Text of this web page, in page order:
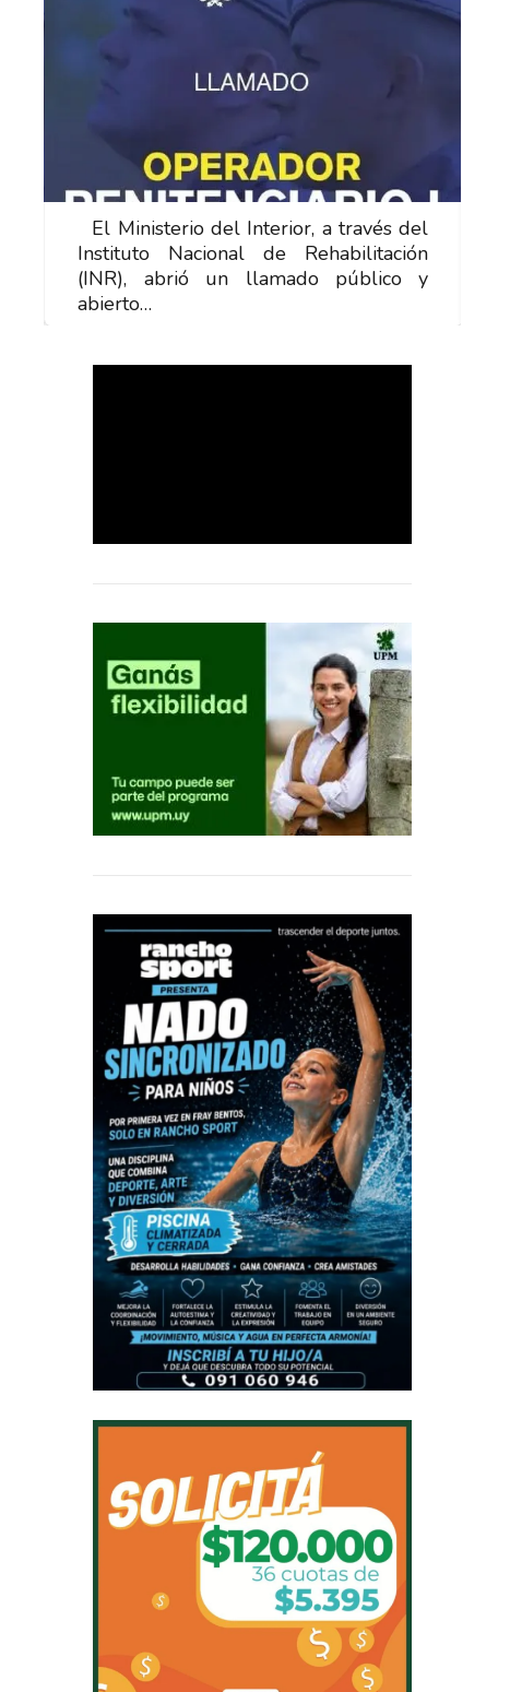
El Ministerio del Interior, a través del
Instituto Nacional de Rehabilitación
(INR), abrió un llamado público y
abierto…